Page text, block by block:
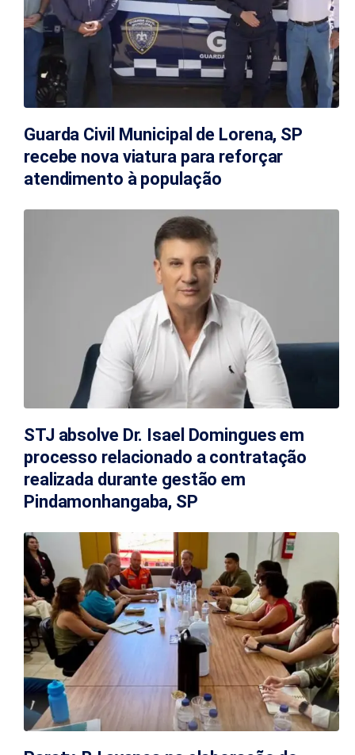
Guarda Civil Municipal de Lorena, SP
recebe nova viatura para reforçar
atendimento à população
STJ absolve Dr. Isael Domingues em
processo relacionado a contratação
realizada durante gestão em
Pindamonhangaba, SP